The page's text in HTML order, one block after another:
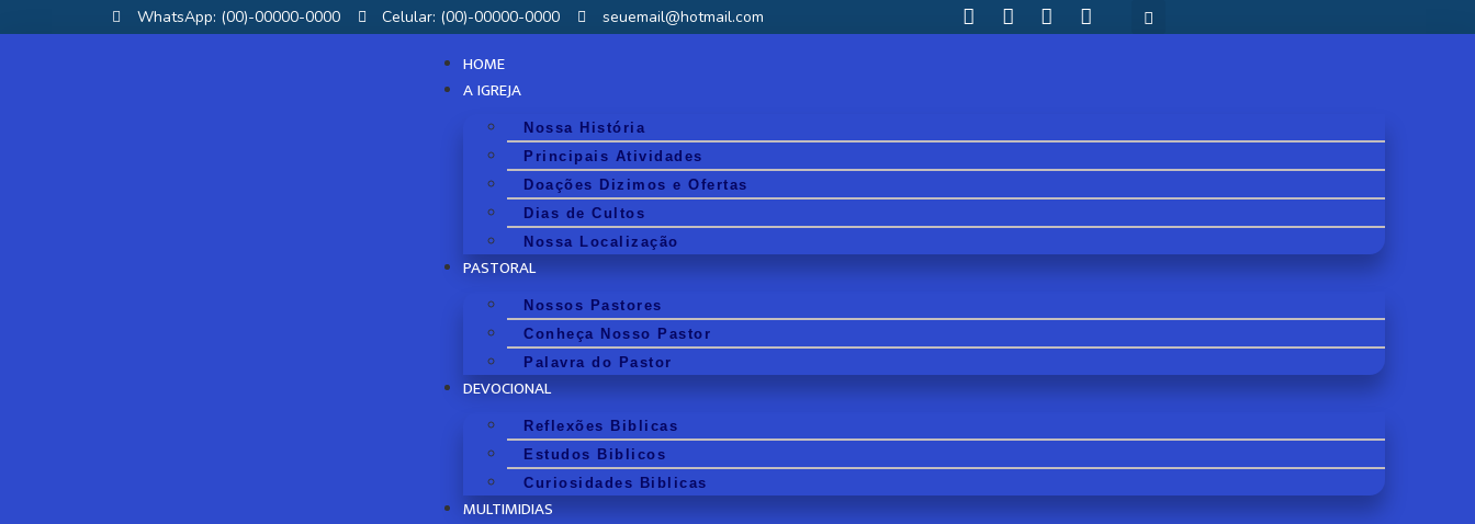
WhatsApp: (00)-00000-0000 Celular: (00)-00000-0000 seuemail@hotmail.com
HOME
A IGREJA
Nossa História
Principais Atividades
Doações Dizimos e Ofertas
Dias de Cultos
Nossa Localização
PASTORAL
Nossos Pastores
Conheça Nosso Pastor
Palavra do Pastor
DEVOCIONAL
Reflexões Biblicas
Estudos Biblicos
Curiosidades Biblicas
MULTIMIDIAS